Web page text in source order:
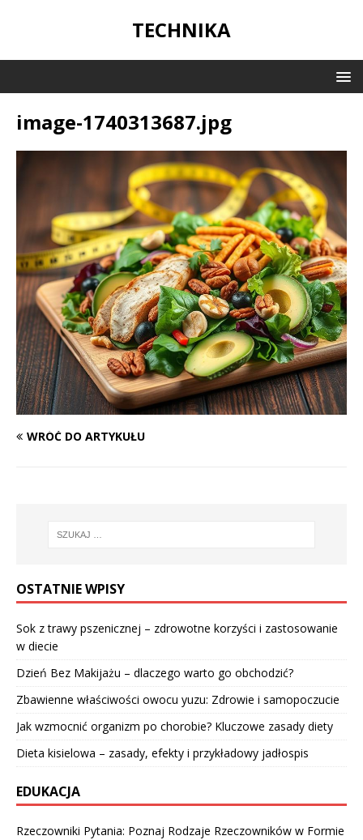
TECHNIKA
image-1740313687.jpg
WRÓĆ DO ARTYKUŁU
OSTATNIE WPISY
Sok z trawy pszenicznej – zdrowotne korzyści i zastosowanie
w diecie
Dzień Bez Makijażu – dlaczego warto go obchodzić?
Zbawienne właściwości owocu yuzu: Zdrowie i samopoczucie
Jak wzmocnić organizm po chorobie? Kluczowe zasady diety
Dieta kisielowa – zasady, efekty i przykładowy jadłospis
EDUKACJA
Rzeczowniki Pytania: Poznaj Rodzaje Rzeczowników w Formie